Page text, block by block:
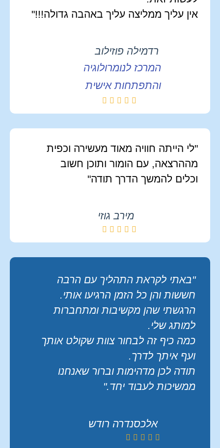
אין עליך ממליצה עליך באהבה גדולה!!!"
רדמילה פוזילוב
המרכז לנומרולוגיה
והתפתחות אישית
"לי הייתה חוויה מאוד מעשירה וכפית
מההרצאה, עם הומור ותוכן חשוב
וכלים להמשך הדרך תודה"
מירב גוזי
"באתי לקראת התהליך עם הרבה
חששות והן כל הזמן הרגיעו אותי.
הרגשתי שהן מקשיבות ומתחברות
למותג שלי.
כמה כיף זה לבחור צוות שקולט אותך
ועף איתך לדרך.
תודה לכן מדהימות וברור שאנחנו
ממשיכות לעבוד יחד."
אלכסנדרה רודש